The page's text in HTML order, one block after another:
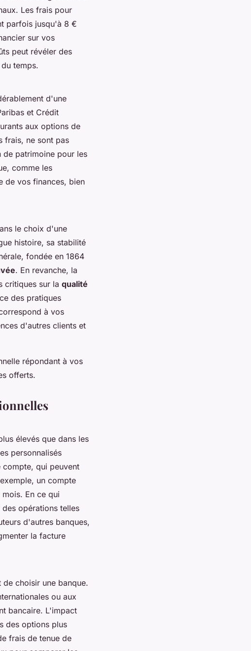
Les frais pour
parfois jusqu'à 8 €
sur vos
peut révéler des
temps.
d'une
et Crédit
aux options de
frais, ne sont pas
de patrimoine pour les
comme les
de vos finances, bien
le choix d'une
histoire, sa stabilité
fondée en 1864
. En revanche, la
critiques sur la qualité
des pratiques
à vos
d'autres clients et
répondant à vos
offerts.
élevés que dans les
personnalisés
compte, qui peuvent
un compte
En ce qui
opérations telles
d'autres banques,
la facture
choisir une banque.
ou aux
bancaire. L'impact
des options plus
frais de tenue de